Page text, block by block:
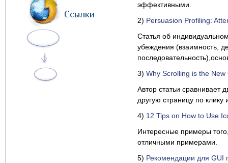
Ссылки
эффективными.
2) Persuasion Profiling:
Статья об
убеждения (взаимность,
3) Why Scrolling is the New
Автор статьи
другую страницу по
4) 12 Tips on How to Use
Интересные примеры
отличными примерами.
5) Рекомендации для GUI